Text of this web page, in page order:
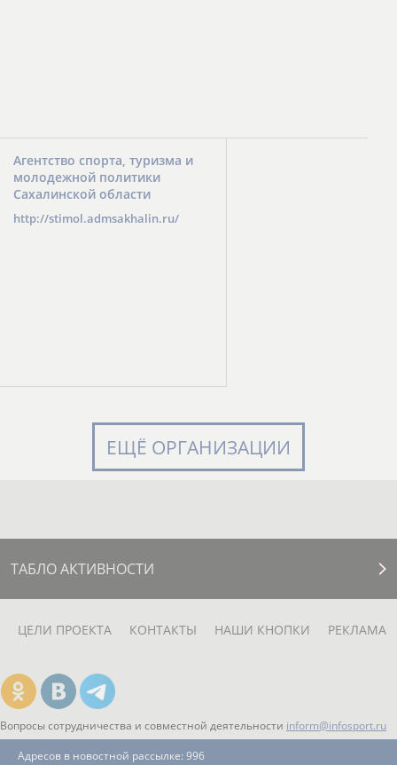
Агентство спорта, туризма и
молодежной политики
Сахалинской области
http://stimol.admsakhalin.ru/
ЕЩЁ ОРГАНИЗАЦИИ
ТАБЛО АКТИВНОСТИ
ЦЕЛИ ПРОЕКТА КОНТАКТЫ НАШИ КНОПКИ РЕКЛАМА
Вопросы сотрудничества и совместной деятельности inform@infosport.ru
Адресов в новостной рассылке: 996